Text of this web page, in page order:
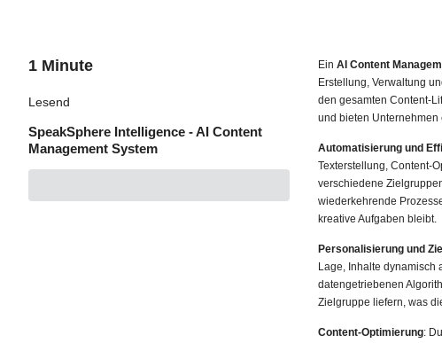
1 Minute
Lesend
SpeakSphere Intelligence - AI Content
Management System
Ein AI Content
Erstellung, Verwaltung
den gesamten Content-
und bieten
Automatisierung und
Texterstellung, Content-
verschiedene
wiederkehrende
kreative Aufgaben bleibt.
Personalisierung und
Lage, Inhalte dynamisch
datengetriebenen
Zielgruppe liefern, was
Content-Optimierung: